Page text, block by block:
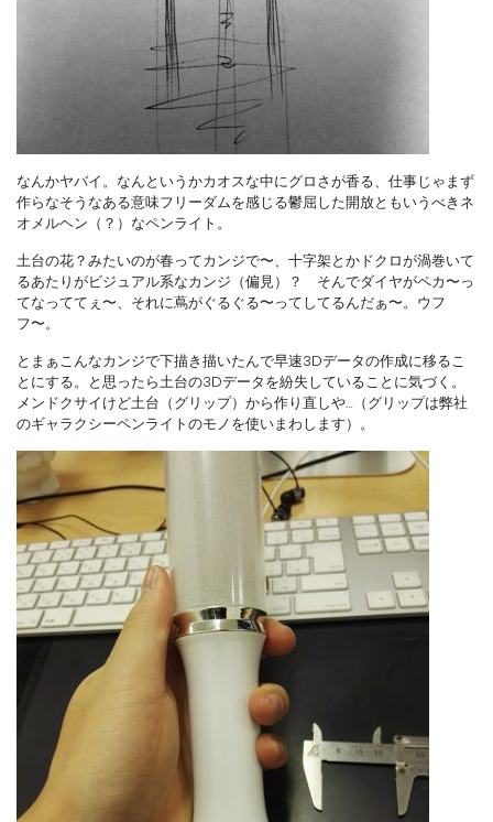
なんかヤバイ。なんというかカオスな中にグロさが香る、仕事じゃまず
作らなそうなある意味フリーダムを感じる鬱屈した開放ともいうべきネ
オメルヘン（？）なペンライト。
土台の花？みたいのが春ってカンジで〜、十字架とかドクロが渦巻いて
るあたりがビジュアル系なカンジ（偏見）？ そんでダイヤがペカ〜っ
てなっててぇ〜、それに蔦がぐるぐる〜ってしてるんだぁ〜。ウフ
フ〜。
とまぁこんなカンジで下描き描いたんで早速3Dデータの作成に移るこ
とにする。と思ったら土台の3Dデータを紛失していることに気づく。
メンドクサイけど土台（グリップ）から作り直しや…（グリップは弊社
のギャラクシーペンライトのモノを使いまわします）。